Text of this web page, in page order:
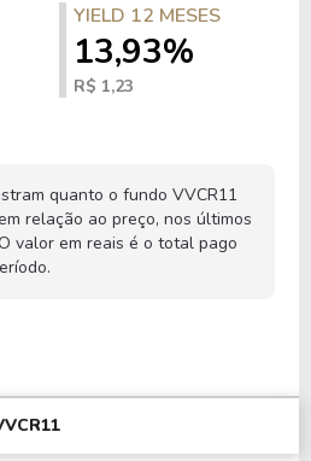
YIELD 12 MESES
13,93%
R$ 1,23
quanto o fundo VVCR11
relação ao preço, nos últimos
valor em reais é o total pago